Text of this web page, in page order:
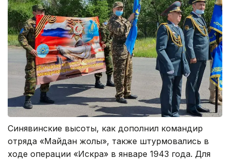
Синявинские высоты, как дополнил командир
отряда «Майдан жолы», также штурмовались в
ходе операции «Искра» в январе 1943 года. Для